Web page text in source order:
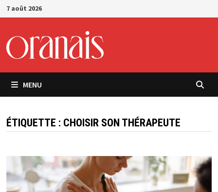
Passer
au
7 août 2026
MENU
ÉTIQUETTE : CHOISIR SON THÉRAPEUTE